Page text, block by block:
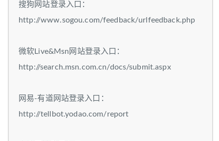
搜狗网站登录入口：
http://www.sogou.com/feedback/urlfeedback.php
微软Live&Msn网站登录入口：
http://search.msn.com.cn/docs/submit.aspx
网易-有道网站登录入口：
http://tellbot.yodao.com/report